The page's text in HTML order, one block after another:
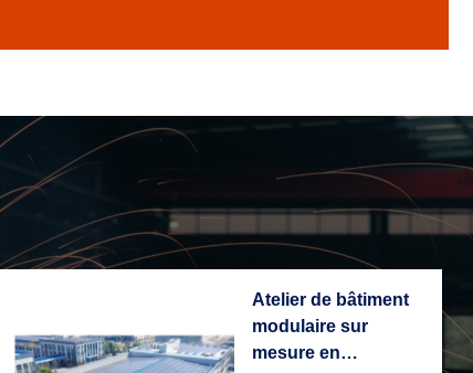
Atelier de bâtiment
modulaire sur
mesure en